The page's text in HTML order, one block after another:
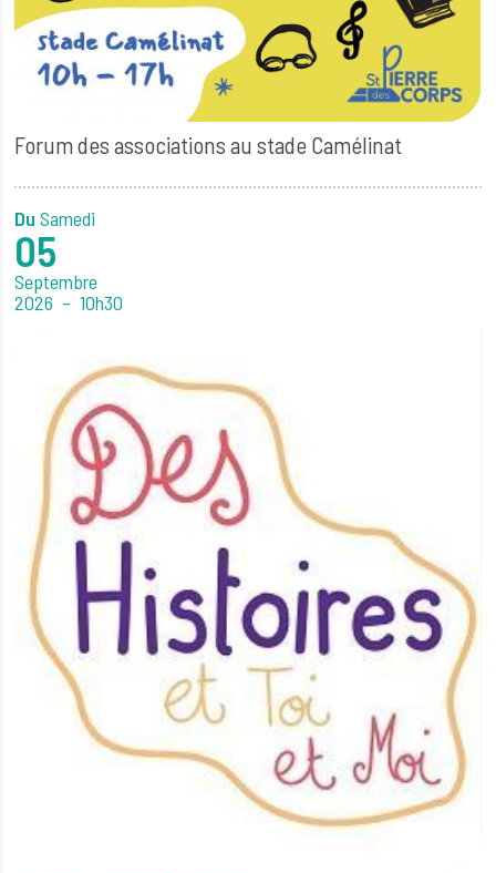
Forum des associations au stade Camélinat
DuSamedi
05
Septembre
2026
10h30